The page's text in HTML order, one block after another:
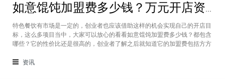
如意馄饨加盟费多少钱？万元开店资金压力基本上不会出现在经营中
特色餐饮有市场是一定的，创业者也应该借助这样的机会实现自己的开店目
标，这么多项目当中，大家可以放心的看看如意馄饨加盟费多少钱？都包含
哪些？它的性价比还是很高的，创业者了解之后就知道它的加盟费包括方方
的。加盟费用创业者想要了解一下如意馄饨加盟费多少钱？是不是值得加
资讯